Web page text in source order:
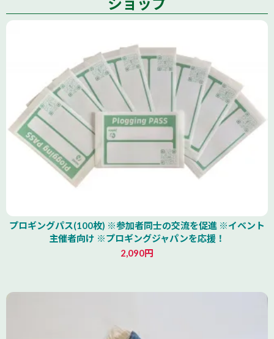
プロギングパス(100枚) ※参加者同士の交流を促進 ※イベント
主催者向け ※プロギングジャパンを応援！
2,090円